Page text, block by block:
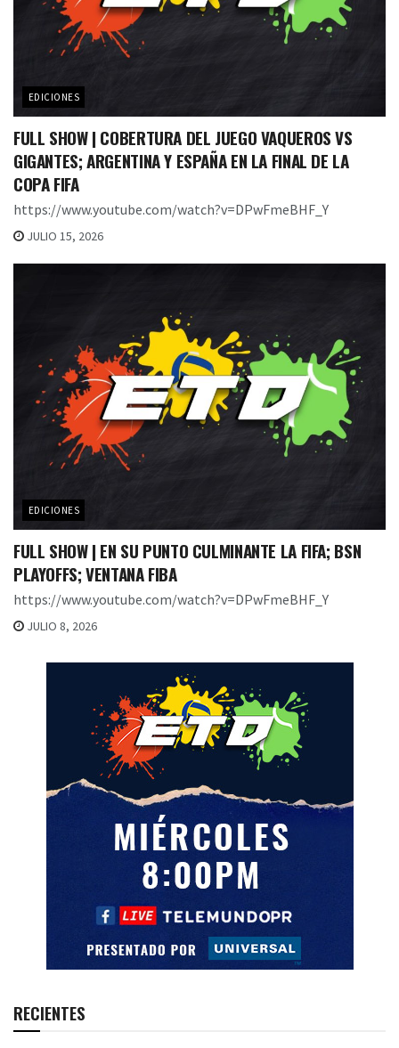
EDICIONES
FULL SHOW | COBERTURA DEL JUEGO VAQUEROS VS
GIGANTES; ARGENTINA Y ESPAÑA EN LA FINAL DE LA
COPA FIFA
https://www.youtube.com/watch?v=DPwFmeBHF_Y
JULIO 15, 2026
EDICIONES
FULL SHOW | EN SU PUNTO CULMINANTE LA FIFA; BSN
PLAYOFFS; VENTANA FIBA
https://www.youtube.com/watch?v=DPwFmeBHF_Y
JULIO 8, 2026
RECIENTES